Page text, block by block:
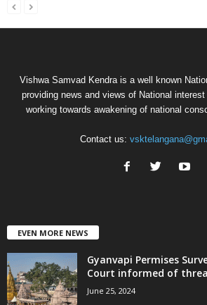
Vishwa Samvad Kendra is a well known
providing news and views of National
working towards awakening of national
Contact us:
EVEN MORE NEWS
Gyanvapi Permises
Court informed of
June 25, 2024